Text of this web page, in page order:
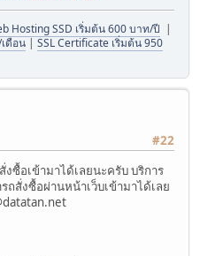
Hosting SSD เริ่มต้น 600 บาท/ปี |
ดือน | SSL Certificate เริ่มต้น 950
#22
ซื้อเข้ามาได้เลยนะครับ บริการ
สั่งซื้อผ่านหน้าเว็บเข้ามาได้เลย